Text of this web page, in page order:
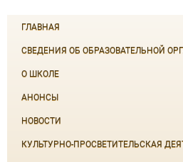
ГЛАВНАЯ
СВЕДЕНИЯ ОБ ОБРАЗОВАТЕЛЬНОЙ
О ШКОЛЕ
АНОНСЫ
НОВОСТИ
КУЛЬТУРНО-ПРОСВЕТИТЕЛЬСКАЯ